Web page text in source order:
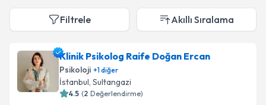
Filtrele Akıllı Sıralama
Klinik Psikolog Raife Doğan Ercan
Psikoloji +1diğer
İstanbul, Sultangazi
4.5 (2 Değerlendirme)